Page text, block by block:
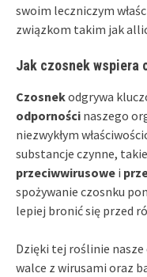
swoim leczniczym
związkom takim jak
Jak czosnek wspiera
Czosnekodgrywa
odporności naszego
niezwykłym
substancje czynne,
przeciwwirusowe i
spożywanie czosnku
lepiej bronić się przed
Dzięki tej roślinie nasze
walce z wirusami oraz